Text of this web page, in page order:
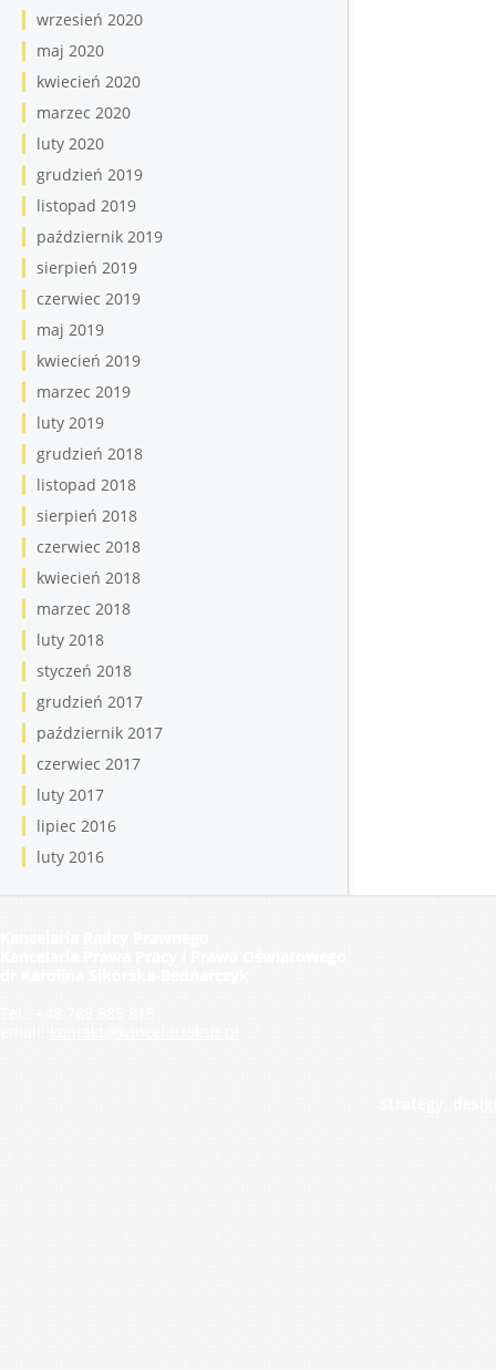
wrzesień 2020
maj 2020
kwiecień 2020
marzec 2020
luty 2020
grudzień 2019
listopad 2019
październik 2019
sierpień 2019
czerwiec 2019
maj 2019
kwiecień 2019
marzec 2019
luty 2019
grudzień 2018
listopad 2018
sierpień 2018
czerwiec 2018
kwiecień 2018
marzec 2018
luty 2018
styczeń 2018
grudzień 2017
październik 2017
czerwiec 2017
luty 2017
lipiec 2016
luty 2016